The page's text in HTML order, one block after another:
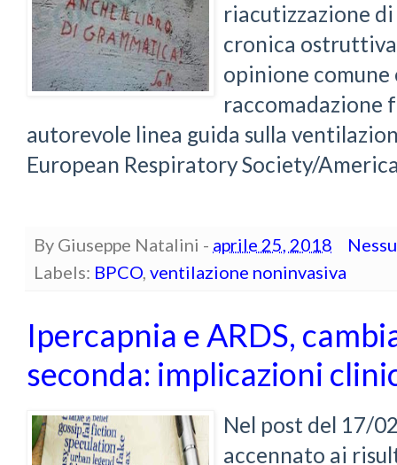
riacutizzazione
cronica ostruttiva
opinione comune
raccomadazione
autorevole linea guida sulla
European Respiratory Society/
By Giuseppe Natalini - aprile 25, 2018
Labels: BPCO, ventilazione noninvasiva
Ipercapnia e ARDS,
seconda: implicazioni
Nel post del 17/
accennato ai